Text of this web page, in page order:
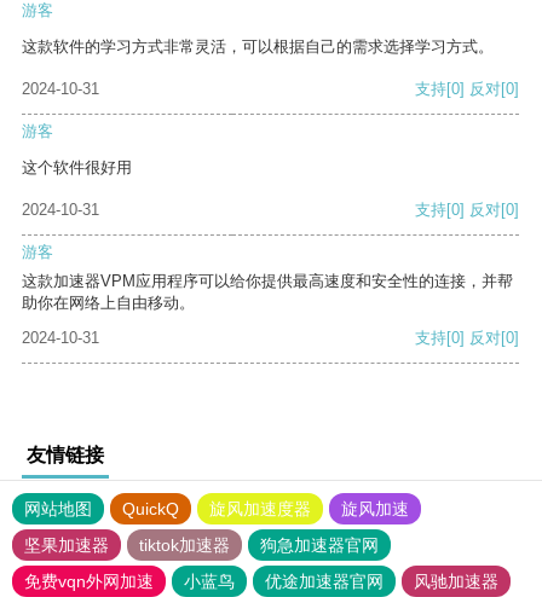
游客
这款软件的学习方式非常灵活，可以根据自己的需求选择学习方式。
2024-10-31 支持[0] 反对[0]
游客
这个软件很好用
2024-10-31 支持[0] 反对[0]
游客
这款加速器VPM应用程序可以给你提供最高速度和安全性的连接，并帮
助你在网络上自由移动。
2024-10-31
支持[0] 反对[0]
友情链接
网站地图 QuickQ 旋风加速度器
旋风加速
坚果加速器
tiktok加速器
狗急加速器官网
免费vqn外网加速
小蓝鸟 优途加速器官网
风驰加速器